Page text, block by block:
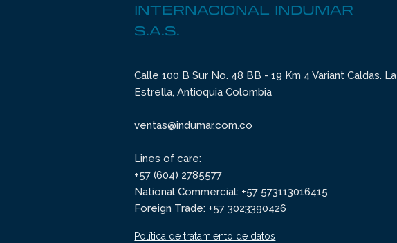
INTERNACIONAL INDUMAR
S.A.S.
Calle 100 B Sur No. 48 BB - 19 Km 4 Variant Caldas. La
Estrella, Antioquia Colombia
ventas@indumar.com.co
Lines of care:
+57 (604) 2785577
National Commercial: +57 573113016415
Foreign Trade: +57 3023390426
Política de tratamiento de datos